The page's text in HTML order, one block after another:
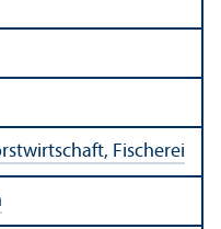
Fischerei